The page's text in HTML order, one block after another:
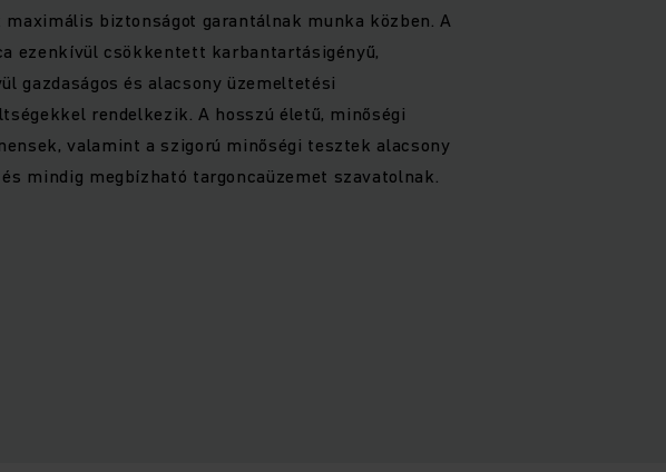
maximális biztonságot garantálnak munka közben. A
ezenkívül csökkentett karbantartásigényű,
gazdaságos és alacsony üzemeltetési
rendelkezik. A hosszú életű, minőségi
valamint a szigorú minőségi tesztek alacsony
mindig megbízható targoncaüzemet szavatolnak.